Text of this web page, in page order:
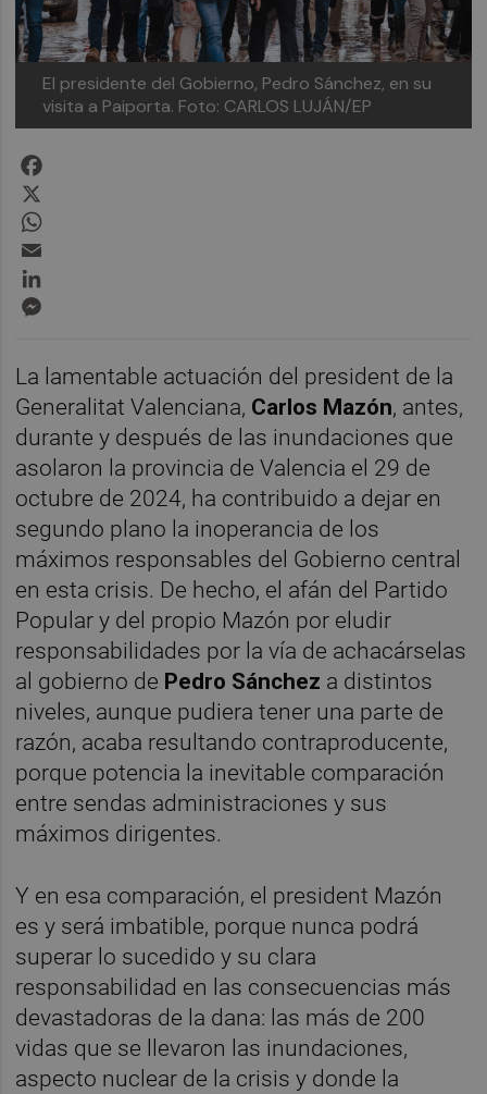
El presidente del Gobierno, Pedro Sánchez, en su
visita a Paiporta. Foto: CARLOS LUJÁN/EP
La lamentable actuación del president de la
Generalitat Valenciana, Carlos Mazón, antes,
durante y después de las inundaciones que
asolaron la provincia de Valencia el 29 de
octubre de 2024, ha contribuido a dejar en
segundo plano la inoperancia de los
máximos responsables del Gobierno central
en esta crisis. De hecho, el afán del Partido
Popular y del propio Mazón por eludir
responsabilidades por la vía de achacárselas
al gobierno de Pedro Sánchez a distintos
niveles, aunque pudiera tener una parte de
razón, acaba resultando contraproducente,
porque potencia la inevitable comparación
entre sendas administraciones y sus
máximos dirigentes.
Y en esa comparación, el president Mazón
es y será imbatible, porque nunca podrá
superar lo sucedido y su clara
responsabilidad en las consecuencias más
devastadoras de la dana: las más de 200
vidas que se llevaron las inundaciones,
aspecto nuclear de la crisis y donde la